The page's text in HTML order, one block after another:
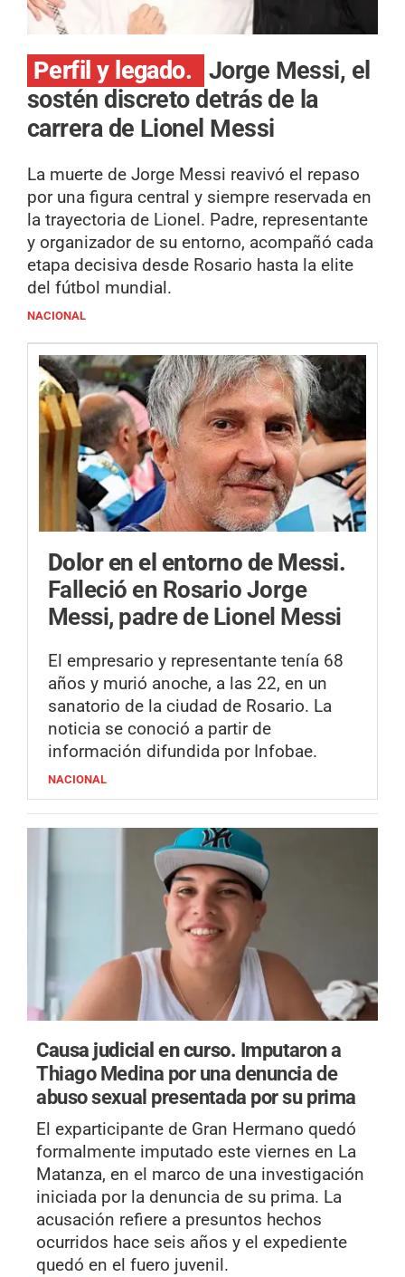
Perfil y legado. Jorge Messi, el
sostén discreto detrás de la
carrera de Lionel Messi
La muerte de Jorge Messi reavivó el repaso
por una figura central y siempre reservada en
la trayectoria de Lionel. Padre, representante
y organizador de su entorno, acompañó cada
etapa decisiva desde Rosario hasta la elite
del fútbol mundial.
NACIONAL
Dolor en el entorno de Messi.
Falleció en Rosario Jorge
Messi, padre de Lionel Messi
El empresario y representante tenía 68
años y murió anoche, a las 22, en un
sanatorio de la ciudad de Rosario. La
noticia se conoció a partir de
información difundida por Infobae.
NACIONAL
Causa judicial en curso. Imputaron a
Thiago Medina por una denuncia de
abuso sexual presentada por su prima
El exparticipante de Gran Hermano quedó
formalmente imputado este viernes en La
Matanza, en el marco de una investigación
iniciada por la denuncia de su prima. La
acusación refiere a presuntos hechos
ocurridos hace seis años y el expediente
quedó en el fuero juvenil.